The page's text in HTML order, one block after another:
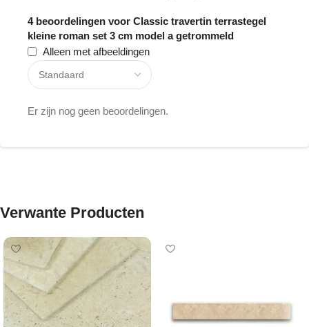
4 beoordelingen voor Classic travertin terrastegel
kleine roman set 3 cm model a getrommeld
Alleen met afbeeldingen
Er zijn nog geen beoordelingen.
Verwante Producten